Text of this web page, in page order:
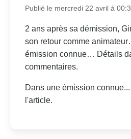
Publié le mercredi 22 avril à
2 ans après sa démission,
son retour comme
émission connue… Détails
commentaires.
Dans une émission
l'article.